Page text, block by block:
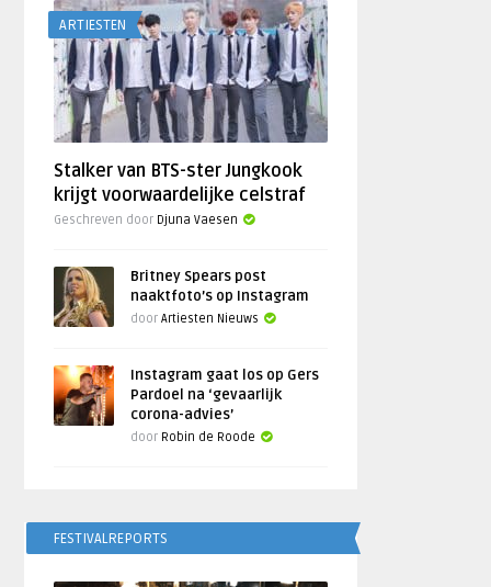
ARTIESTEN
Stalker van BTS-ster Jungkook
krijgt voorwaardelijke celstraf
Geschreven door Djuna Vaesen
Britney Spears post
naaktfoto’s op Instagram
doorArtiesten Nieuws
Instagram gaat los op Gers
Pardoel na ‘gevaarlijk
corona-advies’
door Robin de Roode
FESTIVALREPORTS